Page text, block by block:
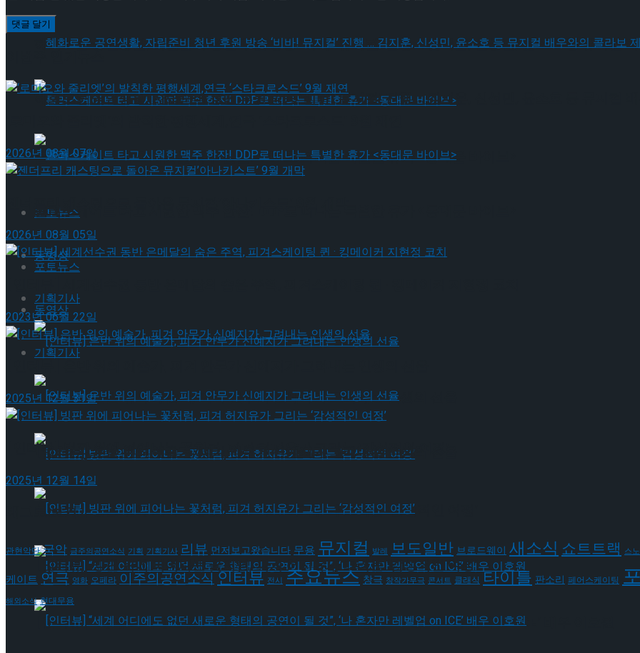
혜화로운 공연생활, 자립준비 청년 후원 방송 ‘비바! 뮤지컬’ 진행 … 김지훈, 신성민, 윤소호 등 뮤지컬
롤러스케이트 타고 시원한 맥주 한잔! DDP로 떠나는 특별한 휴가 <동대문 바이브>
포토뉴스
동영상
기획기사
[인터뷰] 은반 위의 예술가, 피겨 안무가 신예지가 그려내는 인생의 선율
[인터뷰] 빙판 위에 피어나는 꽃처럼, 피겨 허지유가 그리는 ‘감성적인 여정’
[인터뷰] “세계 어디에도 없던 새로운 형태의 공연이 될 것”, ‘나 혼자만 레벨업 on ICE’ 배우 이호원
혜화로운 공연생활, 자립준비 청년 후원 방송 ‘비바! 뮤지컬’ 진행 … 김지훈, 신성민, 윤소호 등 뮤지컬 배
롤러스케이트 타고 시원한 맥주 한잔! DDP로 떠나는 특별한 휴가 <동대문 바이브>
포토뉴스
동영상
기획기사
[인터뷰] 은반 위의 예술가, 피겨 안무가 신예지가 그려내는 인생의 선율
[인터뷰] 빙판 위에 피어나는 꽃처럼, 피겨 허지유가 그리는 ‘감성적인 여정’
2026년 08월 07일
2026년 08월 05일
2023년 06월 22일
2025년 12월 31일
[인터뷰] 빙판 위에 피어나는 꽃처럼, 피겨 허지유가 그리는 ‘감성적인 여정’
2025년 12월 14일
태그로 보기
관현악단 국악 금주의공연소식 기획 기획기사 리뷰 먼저보고왔습니다 무용 뮤지컬 발레 보도일반 브로드웨이 새소식쇼트트랙 스
케이트 연극 영화 오페라 이주의공연소식인터뷰 전시 주요뉴스 창극 창작가무극 콘서트 클래식 타이틀 판소리 페어스케이팅
해외소식 현대무용